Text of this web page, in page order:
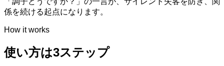
係を続ける起点になります。
How it works
使い方は3ステップ